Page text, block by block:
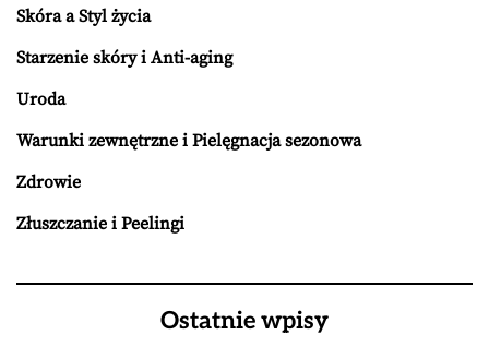
Skóra a Styl życia
Starzenie skóry i Anti-aging
Uroda
Warunki zewnętrzne i Pielęgnacja sezonowa
Zdrowie
Złuszczanie i Peelingi
Ostatnie wpisy